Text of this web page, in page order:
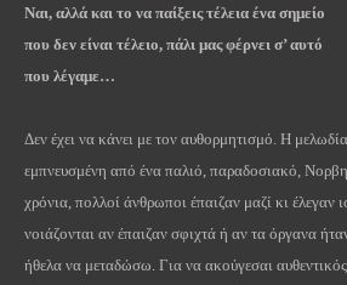
Ναι, αλλά και το να παίξεις τέλεια ένα σημείο
που δεν είναι τέλειο, πάλι μας φέρνει σ’ αυτό
που λέγαμε…
Δεν έχει να κάνει με τον αυθορμητισμό. Η
εμπνευσμένη από ένα παλιό, παραδοσιακό,
χρόνια, πολλοί άνθρωποι έπαιζαν μαζί κι έλεγαν
νοιάζονται αν έπαιζαν σφιχτά ή αν τα όργανα
ήθελα να μεταδώσω. Για να ακούγεσαι